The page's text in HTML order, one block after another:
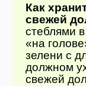
Как
свежей
стеблями
«на
зелени с
должном
свежей